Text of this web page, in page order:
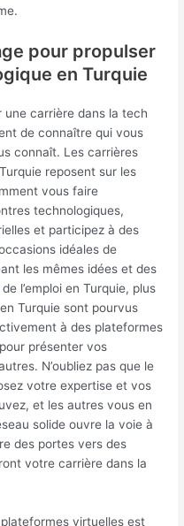
pour propulser
en Turquie
carrière dans la tech
de connaître qui vous
connaît. Les carrières
reposent sur les
vous faire
technologiques,
et participez à des
idéales de
les mêmes idées et des
l’emploi en Turquie, plus
Turquie sont pourvus
à des plateformes
présenter vos
N’oubliez pas que le
votre expertise et vos
et les autres vous en
solide ouvre la voie à
des portes vers des
votre carrière dans la
plateformes virtuelles est